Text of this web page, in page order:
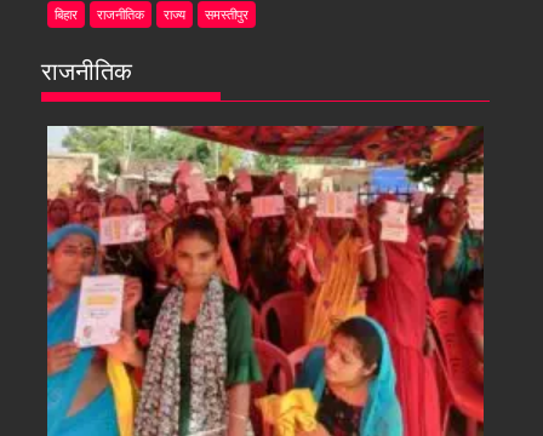
बिहार राजनीतिक राज्य समस्तीपुर
राजनीतिक